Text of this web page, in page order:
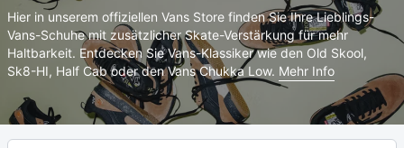
Hier in unserem offiziellen Vans Store finden Sie Ihre Lieblings-
Vans-Schuhe mit zusätzlicher Skate-Verstärkung für mehr
Haltbarkeit. Entdecken Sie Vans-Klassiker wie den Old Skool,
Sk8-HI, Half Cab oder den Vans Chukka Low. Mehr Info